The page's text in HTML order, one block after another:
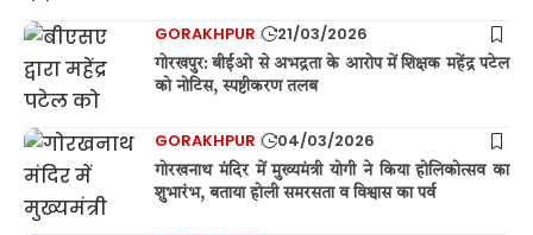
GORAKHPUR 21/03/2026
गोरखपुर: बीईओ से अभद्रता के आरोप में शिक्षक महेंद्र पटेल
को नोटिस, स्पष्टीकरण तलब
GORAKHPUR 04/03/2026
गोरखनाथ मंदिर में मुख्यमंत्री योगी ने किया होलिकोत्सव का
शुभारंभ, बताया होली समरसता व विश्वास का पर्व